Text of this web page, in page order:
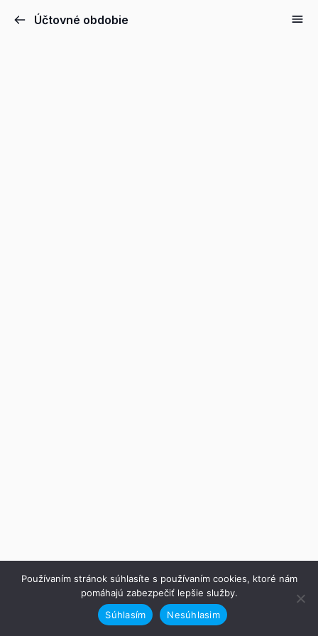
Účtovné obdobie
Používaním stránok súhlasíte s používaním cookies, ktoré nám
pomáhajú zabezpečiť lepšie služby.
Súhlasím
Nesúhlasim